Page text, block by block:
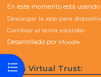
Abrir índice del curso
En este momento está
Descargar la app para
Cambiar al tema estándar
Desarrollado por Moodle
Aula Virtual Trust: